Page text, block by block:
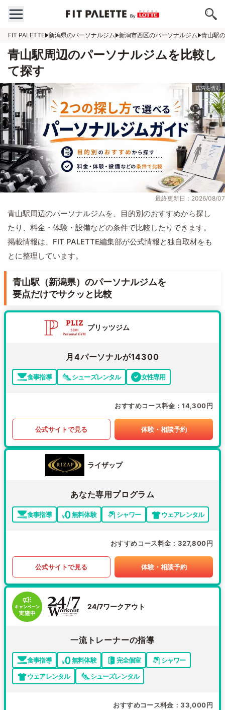
FIT PALETTE 新潟県のパーソナルジム 新潟市西区のパーソナルジム 青山駅
青山駅周辺のパーソナルジムを比較し
て探す
最終更新日：2026/08/07
青山駅周辺のパーソナルジムを、目的別のおすすめから探し
たり、料金・体験・設備などの条件で比較したりできます。
掲載情報は、FIT PALETTE編集部が公式情報と独自取材をも
とに整理しています。
青山駅（新潟県）のパーソナルジムを
要点だけでサクッと比較
プリッツジム
月4パーソナルが14300
食事指導 シューズレンタル 女性専用
おすすめコース料金 14,300円
公式サイトで見る 体験・相談予約
ライザップ
あなた専用プログラム
食事指導 無料体験 シャワー ウェアレンタル
おすすめコース料金 327,800円
公式サイトで見る 体験・相談予約
24/7ワークアウト
一流トレーナーの指導
食事指導 無料体験 完全個室
シャワー
ウェアレンタル
シューズレンタル
おすすめコース料金 33,000円